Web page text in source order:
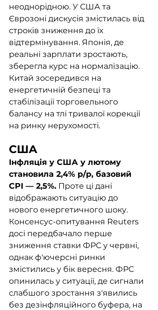
неоднорідною. У США та
Єврозоні дискусія змістилась від
строків зниження до їх
відтермінування. Японія, де
реальні зарплати зростають,
зберегла курс на нормалізацію.
Китай зосередився на
енергетичній безпеці та
стабілізації торговельного
балансу на тлі тривалої корекції
на ринку нерухомості.
США
Інфляція у США у лютому
становила 2,4% р/р, базовий
CPI — 2,5%. Проте ці дані
відображають ситуацію до
нового енергетичного шоку.
Консенсус-опитування Reuters
досі передбачало перше
зниження ставки ФРС у червні,
однак ф'ючерсні ринки
змістились у бік вересня. ФРС
опинилась у ситуації, де сигнали
слабшого зростання з'явились
без дезінфляційного буфера, на